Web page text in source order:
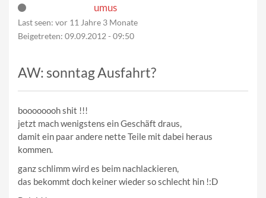
umus
Last seen: vor 11 Jahre 3 Monate
Beigetreten: 09.09.2012 - 09:50
AW: sonntag Ausfahrt?
boooooooh shit !!!
jetzt mach wenigstens ein Geschäft draus,
damit ein paar andere nette Teile mit dabei heraus
kommen.
ganz schlimm wird es beim nachlackieren,
das bekommt doch keiner wieder so schlecht hin !:D